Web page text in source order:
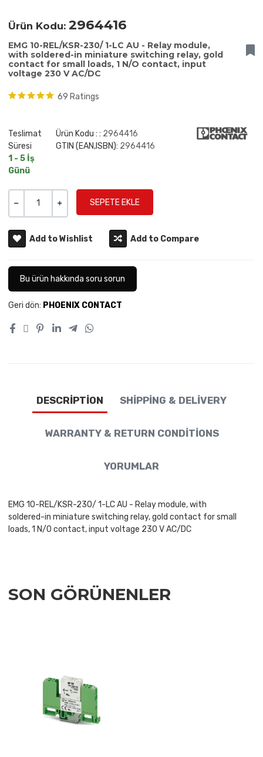
Ürün Kodu: 2964416
EMG 10-REL/KSR-230/ 1-LC AU - Relay module,
with soldered-in miniature switching relay, gold
contact for small loads, 1 N/O contact, input
voltage 230 V AC/DC
69 Ratings
Teslimat
Süresi
1 - 5 İş
Günü
Ürün Kodu : : 2964416
GTIN (EAN,ISBN): 2964416
Add to Wishlist Add to Compare
Bu ürün hakkında soru sorun
Geri dön: PHOENIX CONTACT
DESCRIPTION SHIPPING & DELIVERY
WARRANTY & RETURN CONDITIONS
YORUMLAR
EMG 10-REL/KSR-230/ 1-LC AU - Relay module, with
soldered-in miniature switching relay, gold contact for small
loads, 1 N/O contact, input voltage 230 V AC/DC
SON GÖRÜNENLER